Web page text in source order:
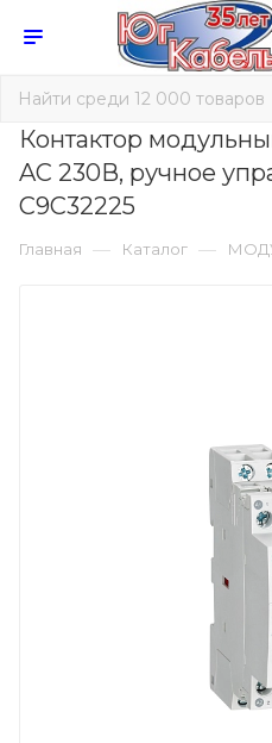
Контактор
AC 230В, ручное
C9C32225
Главная — Каталог —